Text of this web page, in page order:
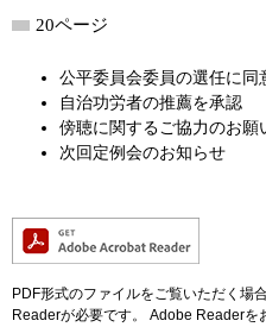
20ページ
公平委員会委員の選任に同
自治功労者の推薦を承認
傍聴に関するご協力のお願
次回定例会のお知らせ
PDF形式のファイルをご覧いただく場
Readerが必要です。
Adobe Readerを